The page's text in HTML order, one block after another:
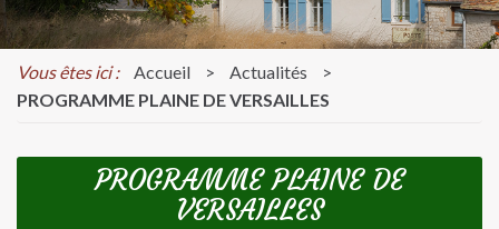
Vous êtes ici : Accueil > Actualités
>
PROGRAMME PLAINE DE VERSAILLES
PROGRAMME PLAINE DE
VERSAILLES